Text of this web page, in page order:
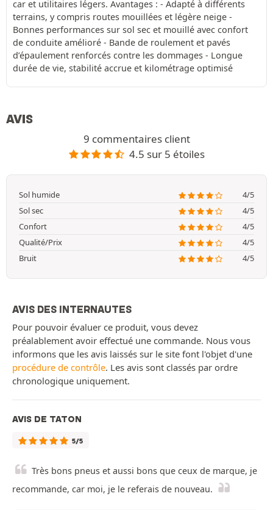
car et utilitaires légers. Avantages : - Adapté à différents
terrains, y compris routes mouillées et légère neige -
Bonnes performances sur sol sec et mouillé avec confort
de conduite amélioré - Bande de roulement et pavés
d’épaulement renforcés contre les dommages - Longue
durée de vie, stabilité accrue et kilométrage optimisé
AVIS
9 commentaires client
4.5 sur 5 étoiles
Sol humide
4/5
Sol sec
4/5
Confort
4/5
Qualité/Prix
4/5
Bruit
4/5
AVIS DES INTERNAUTES
Pour pouvoir évaluer ce produit, vous devez
préalablement avoir effectué une commande. Nous vous
informons que les avis laissés sur le site font l'objet d'une
procédure de contrôle. Les avis sont classés par ordre
chronologique uniquement.
AVIS DE TATON
5/5
Très bons pneus et aussi bons que ceux de marque, je
recommande, car moi, je le referais de nouveau.